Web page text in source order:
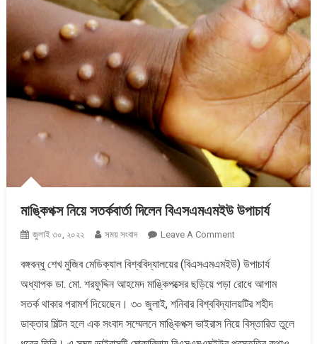
মাঙ্কিপক্স নিয়ে সতর্কবার্তা দিলেন বিএসএমএমইউ উপাচার্য
জুলাই ৩০, ২০২২ সময় সংবাদ Leave A CommentOn
নিয়ে
সতর্কবার্তা
দিলেন
উপাচার্য
বঙ্গবন্ধু শেখ মুজিব মেডিক্যাল বিশ্ববিদ্যালয়ের (বিএসএমএমইউ) উপাচার্য
অধ্যাপক ডা. মো. শরফুদ্দিন আহমেদ মাঙ্কিপক্সের ছড়িয়ে পড়া রোধে আগাম
সতর্ক থাকার পরামর্শ দিয়েছেন। ৩০ জুলাই, শনিবার বিশ্ববিদ্যালয়টির শহীদ
ডাক্তার মিল্টন হলে এক সংবাদ সম্মেলনে মাঙ্কিপক্স ভাইরাস নিয়ে বিস্তারিত তুলে